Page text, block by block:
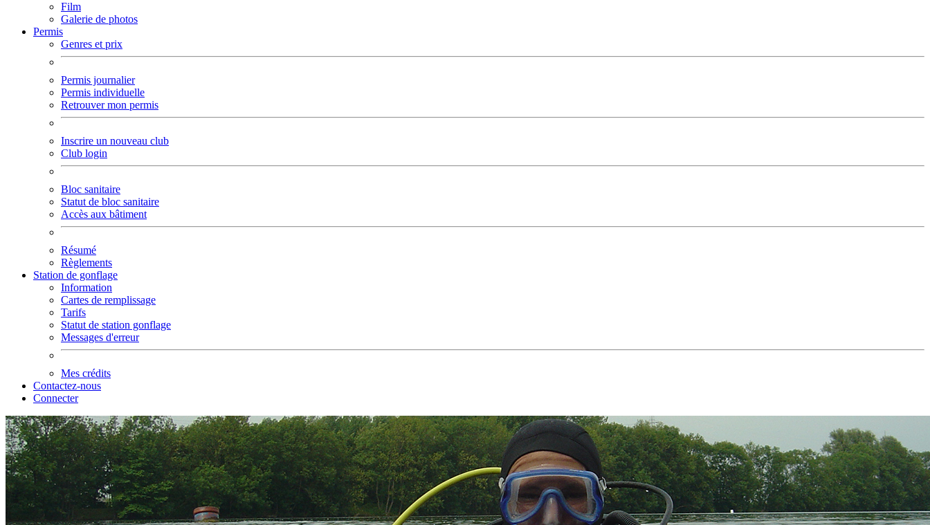
Film
Galerie de photos
Permis
Genres et prix
Permis journalier
Permis individuelle
Retrouver mon permis
Inscrire un nouveau club
Club login
Bloc sanitaire
Statut de bloc sanitaire
Accès aux bâtiment
Résumé
Règlements
Station de gonflage
Information
Cartes de remplissage
Tarifs
Statut de station gonflage
Messages d'erreur
Mes crédits
Contactez-nous
Connecter